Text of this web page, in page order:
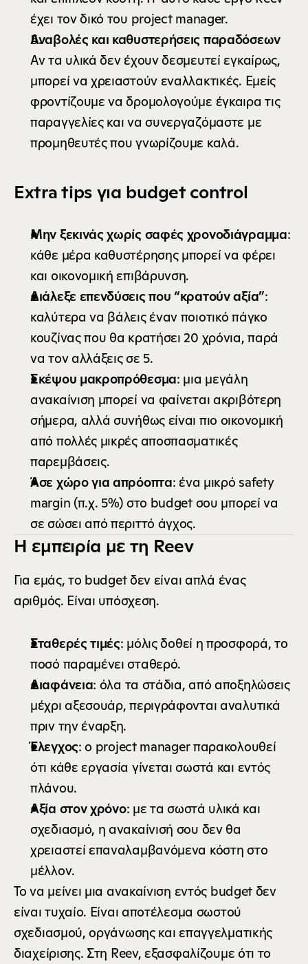
έχει τον δικό του project manager.
Αναβολές και καθυστερήσεις παραδόσεων
Αν τα υλικά δεν έχουν δεσμευτεί εγκαίρως,
μπορεί να χρειαστούν εναλλακτικές. Εμείς
φροντίζουμε να δρομολογούμε έγκαιρα τις
παραγγελίες και να συνεργαζόμαστε με
προμηθευτές που γνωρίζουμε καλά.
Extra tips για budget control
Μην ξεκινάς χωρίς σαφές χρονοδιάγραμμα:
κάθε μέρα καθυστέρησης μπορεί να φέρει
και οικονομική επιβάρυνση.
Διάλεξε επενδύσεις που “κρατούν αξία”:
καλύτερα να βάλεις έναν ποιοτικό πάγκο
κουζίνας που θα κρατήσει 20 χρόνια, παρά
να τον αλλάξεις σε 5.
Σκέψου μακροπρόθεσμα: μια μεγάλη
ανακαίνιση μπορεί να φαίνεται ακριβότερη
σήμερα, αλλά συνήθως είναι πιο οικονομική
από πολλές μικρές αποσπασματικές
παρεμβάσεις.
Άσε χώρο για απρόοπτα: ένα μικρό safety
margin (π.χ. 5%) στο budget σου μπορεί να
σε σώσει από περιττό άγχος.
Η εμπειρία με τη Reev
Για εμάς, το budget δεν είναι απλά ένας
αριθμός. Είναι υπόσχεση.
Σταθερές τιμές: μόλις δοθεί η προσφορά, το
ποσό παραμένει σταθερό.
Διαφάνεια: όλα τα στάδια, από αποξηλώσεις
μέχρι αξεσουάρ, περιγράφονται αναλυτικά
πριν την έναρξη.
Έλεγχος: ο project manager παρακολουθεί
ότι κάθε εργασία γίνεται σωστά και εντός
πλάνου.
Αξία στον χρόνο: με τα σωστά υλικά και
σχεδιασμό, η ανακαίνισή σου δεν θα
χρειαστεί επαναλαμβανόμενα κόστη στο
μέλλον.
Το να μείνει μια ανακαίνιση εντός budget δεν
είναι τυχαίο. Είναι αποτέλεσμα σωστού
σχεδιασμού, οργάνωσης και επαγγελματικής
διαχείρισης. Στη Reev, εξασφαλίζουμε ότι το